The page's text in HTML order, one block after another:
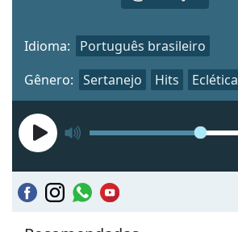
Gênero: Sertanejo Hits Eclética
Idioma: Português brasileiro